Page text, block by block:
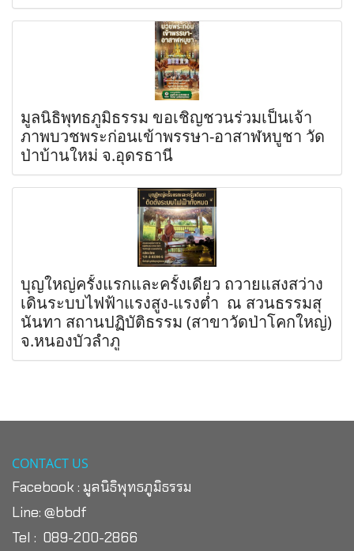
มูลนิธิพุทธภูมิธรรม ขอเชิญชวนร่วมเป็นเจ้า
ภาพบวชพระก่อนเข้าพรรษา-อาสาฬหบูชา วัด
ป่าบ้านใหม่ จ.อุดรธานี
บุญใหญ่ครั้งแรกและครั้งเดียว ถวายแสงสว่าง
เดินระบบไฟฟ้าแรงสูง-แรงต่ำ ณ สวนธรรมสุ
นันทา สถานปฏิบัติธรรม (สาขาวัดป่าโคกใหญ่)
จ.หนองบัวลำภู
CONTACT US
Facebook : มูลนิธิพุทธภูมิธรรม
Line: @bbdf
Tel : 089-200-2866